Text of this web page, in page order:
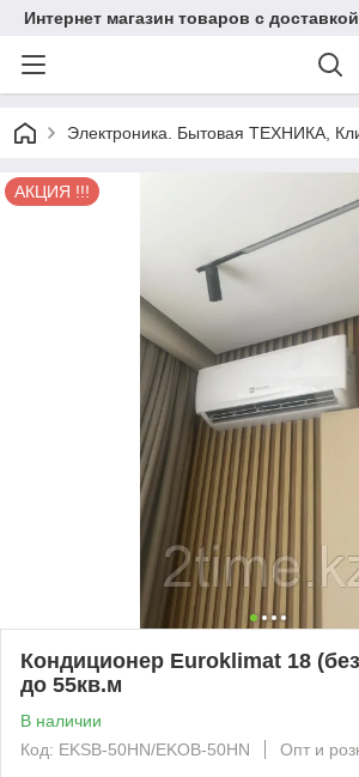
Интернет магазин товаров с
Электроника. Бытовая ТЕХНИКА,
АКЦИЯ !!!
Кондиционер Euroklimat 18
до 55кв.м
В наличии
Код: EKSB-50HN/EKOB-50HN
Опт и